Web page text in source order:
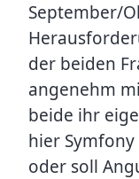
September/
der beiden
angenehm
beide ihr
hier
oder soll